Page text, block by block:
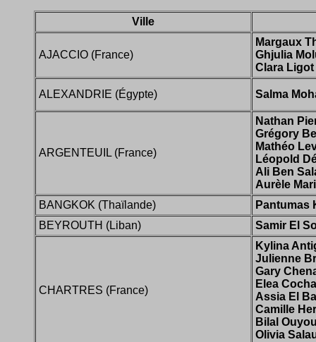
Ville
AJACCIO (France)
Margaux
Ghjulia
Clara Ligot
ALEXANDRIE (Égypte) Salma
ARGENTEUIL (France)
Nathan
Grégory
Mathéo
Léopold
Ali Ben
Aurèle
BANGKOK (Thaïlande)
Pantumas
BEYROUTH (Liban)
Samir El
CHARTRES (France)
Kylina
Julienne
Gary
Elea
Assia El
Camille
Bilal
Olivia